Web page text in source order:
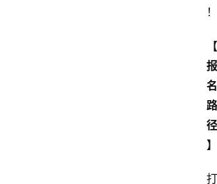
！
【
报
名
路
径
】
打